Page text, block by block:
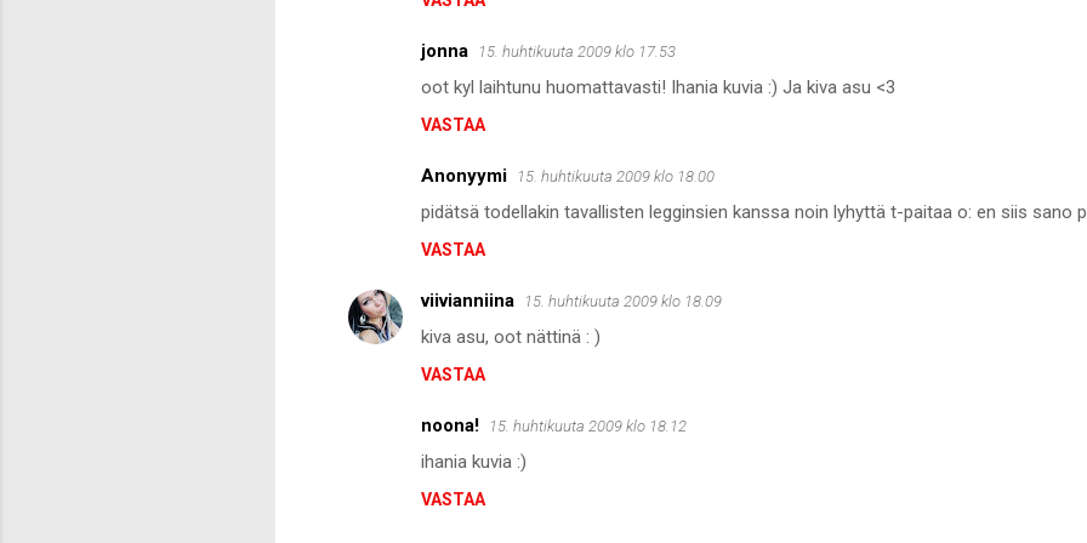
jonna 15. huhtikuuta 2009 klo 17.53
oot kyl laihtunu huomattavasti! Ihania kuvia :) Ja kiva asu <3
VASTAA
Anonyymi 15. huhtikuuta 2009 klo 18.00
pidätsä todellakin tavallisten legginsien kanssa noin lyhyttä t-paitaa o: en siis sano
VASTAA
viivianniina 15. huhtikuuta 2009 klo 18.09
kiva asu, oot nättinä : )
VASTAA
noona! 15. huhtikuuta 2009 klo 18.12
ihania kuvia :)
VASTAA